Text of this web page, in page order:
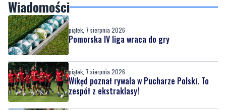
Wiadomości
piątek, 7 sierpnia 2026
Pomorska IV liga wraca do gry
piątek, 7 sierpnia 2026
Wikęd poznał rywala w Pucharze Polski. To
zespół z ekstraklasy!